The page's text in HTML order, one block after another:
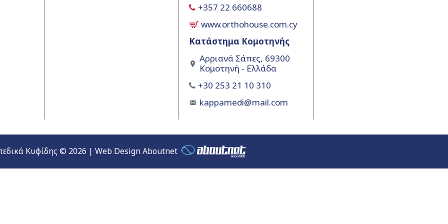
+357 22 660688
www.orthohouse.com.cy
Κατάστημα Κομοτηνής
Αρριανά Σάπες, 69300
Κομοτηνή - Ελλάδα
+30 253 21 10 310
kappamedi@mail.com
Κυφίδης © 2026 | Web Design Aboutnet